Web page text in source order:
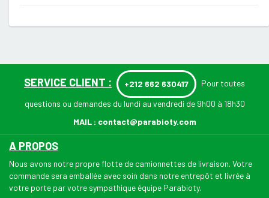
SERVICE CLIENT : +212 662 630417 Pour toutes
questions ou demandes du lundi au vendredi de 9h00 à 18h30
MAIL : contact@parabioty.com
A PROPOS
Nous avons notre propre flotte de camionnettes de livraison. Votre
commande sera emballée avec soin dans notre entrepôt et livrée à
votre porte par votre sympathique équipe Parabioty.